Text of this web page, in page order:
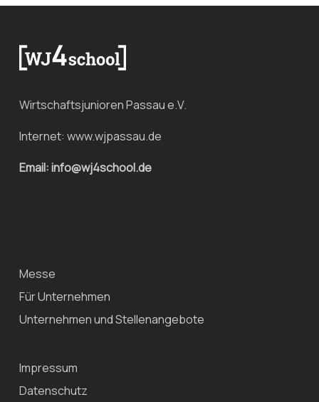
Wirtschaftsjunioren Passau e.V.
Internet: www.wjpassau.de
Email: info@wj4school.de
Messe
Für Unternehmen
Unternehmen und Stellenangebote
Impressum
Datenschutz